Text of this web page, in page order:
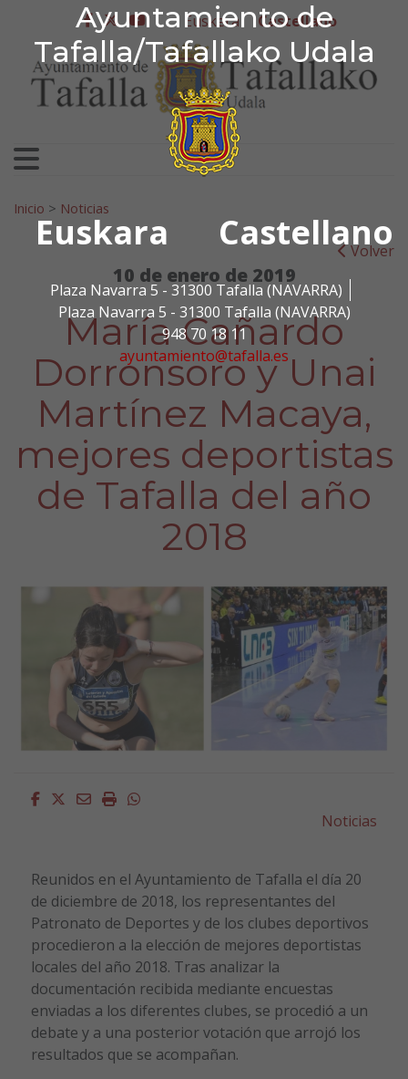
Ayuntamiento de
Tafalla/Tafallako Udala
Euskara Castellano
Plaza Navarra 5 - 31300 Tafalla (NAVARRA)
Plaza Navarra 5 - 31300 Tafalla (NAVARRA)
948 70 18 11
ayuntamiento@tafalla.es
Ir al contenido
Ayuntamiento de
facebook
twitter
youtube
Euskera Castellano
Search for:
Inicio > Noticias
Volver
10 de enero de 2019
María Cañardo
Dorronsoro y Unai
Martínez Macaya,
mejores deportistas
de Tafalla del año
2018
Facebook
Twitter
EmailImprimirWhatsapp
Noticias
Reunidos en el Ayuntamiento de Tafalla el día 20
de diciembre de 2018, los representantes del
Patronato de Deportes y de los clubes deportivos
procedieron a la elección de mejores deportistas
locales del año 2018. Tras analizar la
documentación recibida mediante encuestas
enviadas a los diferentes clubes, se procedió a un
debate y a una posterior votación que arrojó los
resultados que se acompañan.